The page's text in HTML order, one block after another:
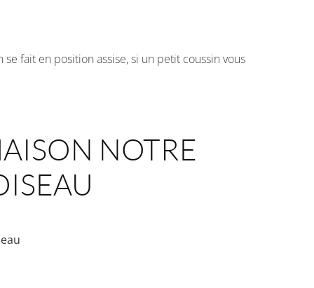
fait en position assise, si un petit coussin vous
NOTRE